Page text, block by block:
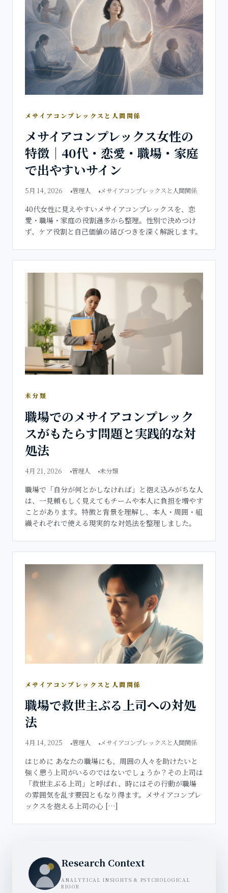
メサイアコンプレックスと人間関係
メサイアコンプレックス女性の
特徴｜40代・恋愛・職場・家庭
で出やすいサイン
5月 14, 2026 管理人 メサイアコンプレックスと人間関係
40代女性に見えやすいメサイアコンプレックスを、恋
愛・職場・家庭の役割過多から整理。性別で決めつけ
ず、ケア役割と自己価値の結びつきを深く解説します。
未分類
職場でのメサイアコンプレック
スがもたらす問題と実践的な対
処法
4月 21, 2026 管理人 未分類
職場で「自分が何とかしなければ」と抱え込みがちな人
は、一見頼もしく見えてもチームや本人に負担を増やす
ことがあります。特徴と背景を理解し、本人・周囲・組
織それぞれで使える現実的な対処法を整理しました。
メサイアコンプレックスと人間関係
職場で救世主ぶる上司への対処
法
4月 14, 2025 管理人 メサイアコンプレックスと人間関係
はじめに あなたの職場にも、周囲の人々を助けたいと
強く思う上司がいるのではないでしょうか？その上司は
「救世主ぶる上司」と呼ばれ、時にはその行動が職場
の雰囲気を乱す要因ともなり得ます。メサイアコンプレ
ックスを抱える上司の心 […]
Research Context
ANALYTICAL INSIGHTS & PSYCHOLOGICAL
RIGOR